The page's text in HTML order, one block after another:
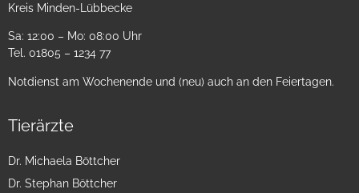
Kreis Minden-Lübbecke
Sa: 12:00 – Mo: 08:00 Uhr
Tel. 01805 – 1234 77
Notdienst am Wochenende und (neu) auch an den Feiertagen.
Tierärzte
Dr. Michaela Böttcher
Dr. Stephan Böttcher